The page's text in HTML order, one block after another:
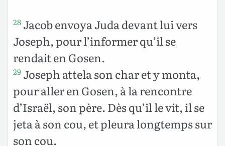
28 Jacob envoya Juda devant lui vers
Joseph, pour l’informer qu’il se
rendait en Gosen.
29 Joseph attela son char et y monta,
pour aller en Gosen, à la rencontre
d’Israël, son père. Dès qu’il le vit, il se
jeta à son cou, et pleura longtemps sur
son cou.